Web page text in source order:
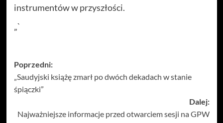
instrumentów w przyszłości.
„`
Zobacz
wpisy
Poprzedni:
„Saudyjski książę zmarł po dwóch dekadach w stanie
śpiączki”
Dalej:
Najważniejsze informacje przed otwarciem sesji na GPW